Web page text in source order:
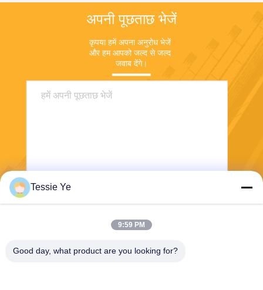
अपनी पूछताछ भेजें
कृपया हमें अपना अनुरोध भेजें
और हम आपको जल्द से जल्द
जवाब देंगे।
Tessie Ye
9:59 PM
Good day, what product are you looking for?